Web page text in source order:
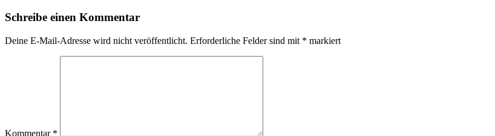
Schreibe einen Kommentar
Deine E-Mail-Adresse wird nicht veröffentlicht. Erforderliche Felder sind mit * markiert
Kommentar *